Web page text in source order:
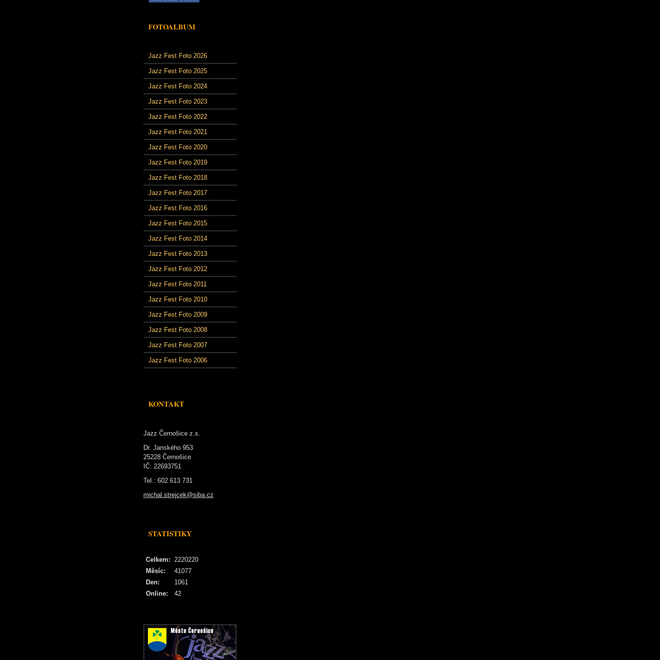
FOTOALBUM
Jazz Fest Foto 2026
Jazz Fest Foto 2025
Jazz Fest Foto 2024
Jazz Fest Foto 2023
Jazz Fest Foto 2022
Jazz Fest Foto 2021
Jazz Fest Foto 2020
Jazz Fest Foto 2019
Jazz Fest Foto 2018
Jazz Fest Foto 2017
Jazz Fest Foto 2016
Jazz Fest Foto 2015
Jazz Fest Foto 2014
Jazz Fest Foto 2013
Jazz Fest Foto 2012
Jazz Fest Foto 2011
Jazz Fest Foto 2010
Jazz Fest Foto 2009
Jazz Fest Foto 2008
Jazz Fest Foto 2007
Jazz Fest Foto 2006
KONTAKT
Jazz Černošice z.s.
Dr. Janského 953
25228 Černošice
IČ: 22693751
Tel.: 602 613 731
michal.strejcek@siba.cz
STATISTIKY
Online: 42
Celkem: 2220220
Měsíc:
41077
Den:
1061